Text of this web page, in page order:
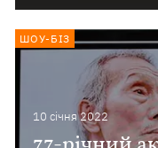
10 сiчня 2022
ШОУ-БІЗ